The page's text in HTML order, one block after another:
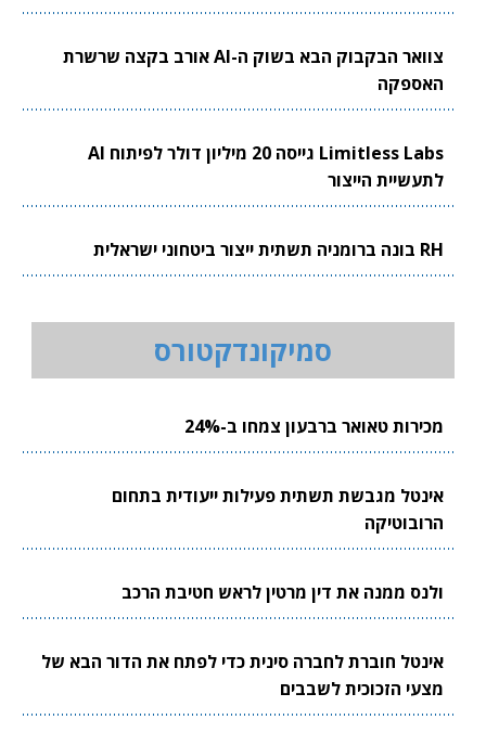
צוואר הבקבוק הבא בשוק ה-AI אורב בקצה שרשרת
האספקה
Limitless Labs גייסה 20 מיליון דולר לפיתוח AI
לתעשיית הייצור
RH בונה ברומניה תשתית ייצור ביטחוני ישראלית
סמיקונדקטורס
מכירות טאואר ברבעון צמחו ב-24%
אינטל מגבשת תשתית פעילות ייעודית בתחום
הרובוטיקה
ולנס ממנה את דין מרטין לראש חטיבת הרכב
אינטל חוברת לחברה סינית כדי לפתח את הדור הבא של
מצעי הזכוכית לשבבים